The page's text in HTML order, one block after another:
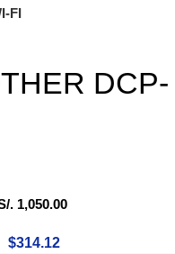
FI
DCP-
. 1,050.00
$314.12